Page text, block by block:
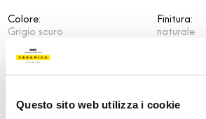
Questo sito web utilizza i cookie
Colore:
Grigio scuro
Tipologia:
120.0x32.5
Finitura:
naturale
V2